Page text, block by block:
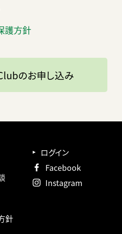
護方針
のお申し込み
針
ログイン
Facebook
Instagram